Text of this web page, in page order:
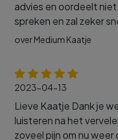
advies en oordeelt
spreken en zal zeker
over Medium Kaatje
2023-04-13
Lieve Kaatje Dank je
luisteren na het
zoveel pijn om nu